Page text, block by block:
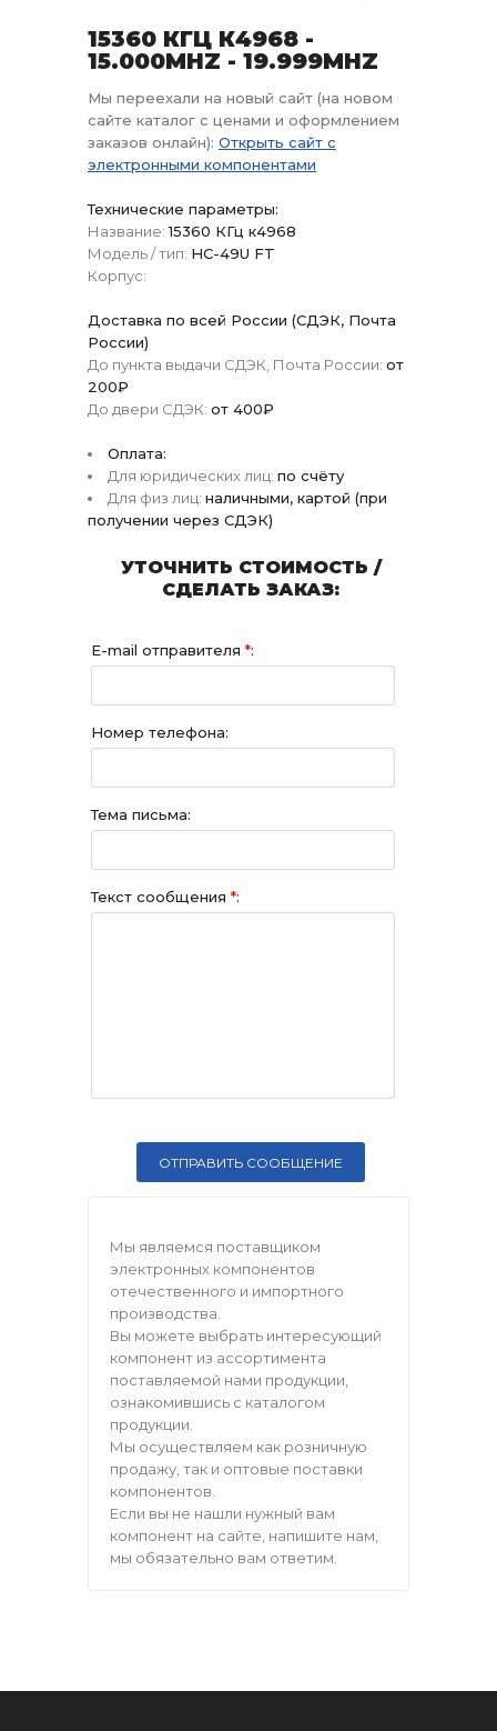
15360 КГЦ К4968 -
15.000MHZ - 19.999MHZ
Мы переехали на новый сайт (на новом
сайте каталог с ценами и оформлением
заказов онлайн): Открыть сайт с
электронными компонентами
Технические параметры:
Название: 15360 КГц к4968
Модель / тип: HC-49U FT
Корпус:
Доставка по всей России (СДЭК, Почта
России)
До пункта выдачи СДЭК, Почта России: от
200₽
До двери СДЭК: от 400₽
Оплата:
Для юридических лиц: по счёту
Для физ лиц: наличными, картой (при
получении через СДЭК)
УТОЧНИТЬ СТОИМОСТЬ /
СДЕЛАТЬ ЗАКАЗ:
E-mail отправителя *:
Номер телефона:
Тема письма:
Текст сообщения *:
Мы являемся поставщиком
электронных компонентов
отечественного и импортного
производства.
Вы можете выбрать интересующий
компонент из ассортимента
поставляемой нами продукции,
ознакомившись с каталогом
продукции.
Мы осуществляем как розничную
продажу, так и оптовые поставки
компонентов.
Если вы не нашли нужный вам
компонент на сайте, напишите нам,
мы обязательно вам ответим.